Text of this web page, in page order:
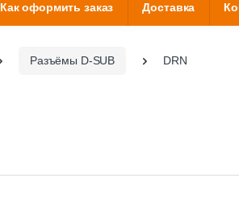
Как оформить заказ Доставка
Разъёмы D-SUB DRN